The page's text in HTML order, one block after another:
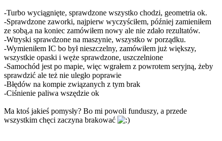
-Turbo wyciągnięte, sprawdzone wszystko chodzi, geometria ok.
-Sprawdzone zaworki, najpierw wyczyściłem, później zamieniłem
ze sobą,a na koniec zamówiłem nowy ale nie zdało rezultatów.
-Wtryski sprawdzone na maszynie, wszystko w porządku.
-Wymieniłem IC bo był nieszczelny, zamówiłem już większy,
wszystkie opaski i węże sprawdzone, uszczelnione
-Samochód jest po mapie, więc wgrałem z powrotem seryjną, żeby
sprawdzić ale też nie uległo poprawie
-Błędów na kompie związanych z tym brak
-Ciśnienie paliwa wszędzie ok
Ma ktoś jakieś pomysły? Bo mi powoli funduszy, a przede
wszystkim chęci zaczyna brakować